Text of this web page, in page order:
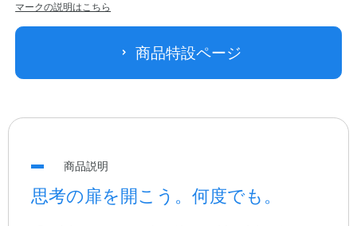
法人のお客様へ
公式アカウント
マークの説明はこちら
商品特設ページ
商品説明
思考の扉を開こう。何度でも。